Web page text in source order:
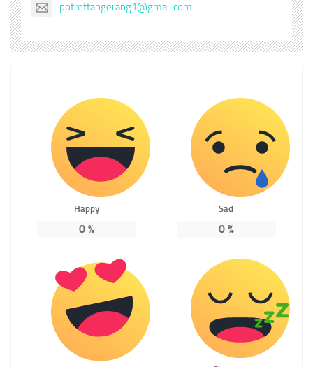
potrettangerang1@gmail.com
Happy
0 %
Sad
0%